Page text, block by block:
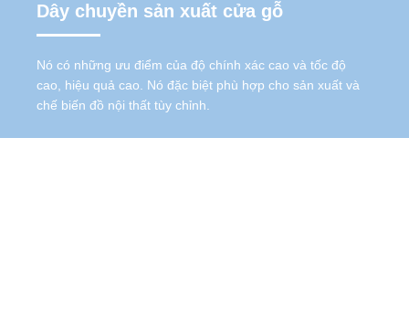
Dây chuyền sản xuất cửa gỗ
Nó có những ưu điểm của độ chính xác cao và tốc độ
cao, hiệu quả cao. Nó đặc biệt phù hợp cho sản xuất và
chế biến đồ nội thất tùy chỉnh.